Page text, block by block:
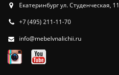
Екатеринбург ул. Студенческая, 11
+7 (495) 211-11-70
info@mebelvnalichii.ru